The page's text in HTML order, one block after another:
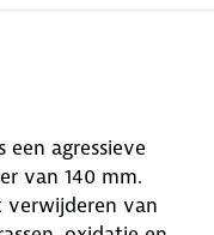
een agressieve
van 140 mm.
verwijderen van